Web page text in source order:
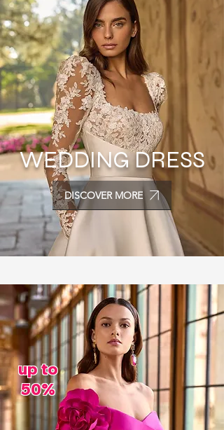
WEDDING DRESS
DISCOVER MORE
up to
50%